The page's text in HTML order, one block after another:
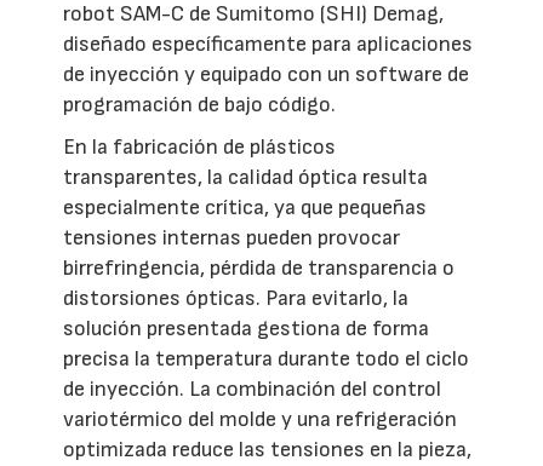
robot SAM-C de Sumitomo (SHI) Demag,
diseñado específicamente para aplicaciones
de inyección y equipado con un software de
programación de bajo código.
En la fabricación de plásticos
transparentes, la calidad óptica resulta
especialmente crítica, ya que pequeñas
tensiones internas pueden provocar
birrefringencia, pérdida de transparencia o
distorsiones ópticas. Para evitarlo, la
solución presentada gestiona de forma
precisa la temperatura durante todo el ciclo
de inyección. La combinación del control
variotérmico del molde y una refrigeración
optimizada reduce las tensiones en la pieza,